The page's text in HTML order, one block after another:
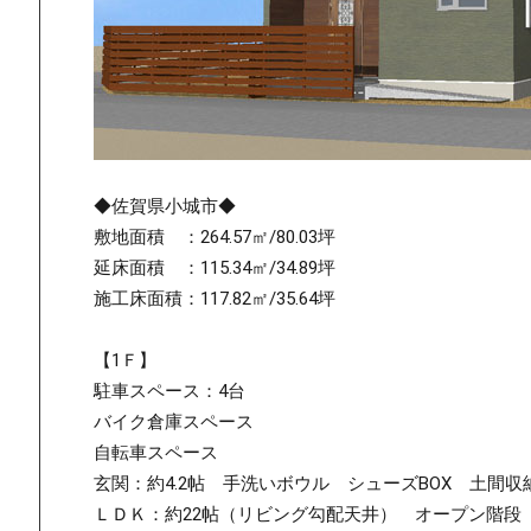
◆佐賀県小城市◆
敷地面積 ：264.57㎡/80.03坪
延床面積 ：115.34㎡/34.89坪
施工床面積：117.82㎡/35.64坪
【1Ｆ】
駐車スペース：4台
バイク倉庫スペース
自転車スペース
玄関：約4.2帖 手洗いボウル シューズBOX 土間収
ＬＤＫ：約22帖（リビング勾配天井） オープン階段